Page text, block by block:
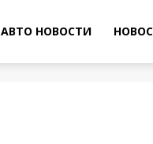
АВТО НОВОСТИ